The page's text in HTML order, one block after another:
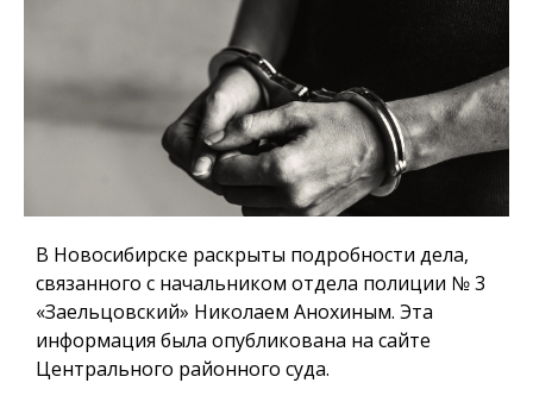
В Новосибирске раскрыты подробности дела,
связанного с начальником отдела полиции № 3
«Заельцовский» Николаем Анохиным. Эта
информация была опубликована на сайте
Центрального районного суда.